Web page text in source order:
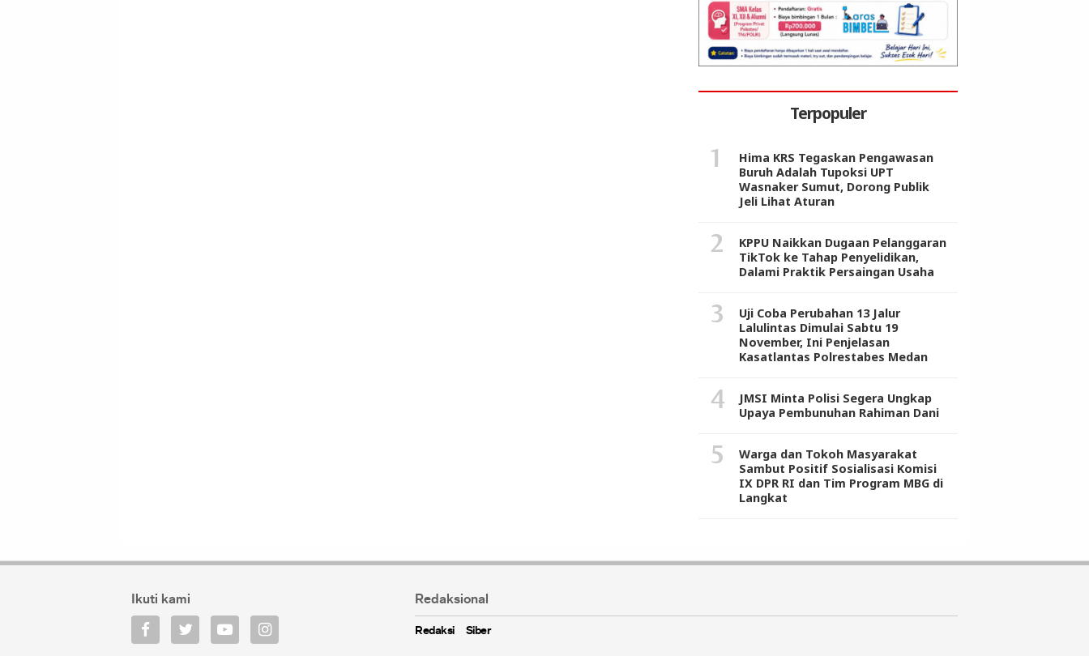
Terpopuler
Hima KRS Tegaskan Pengawasan
Buruh Adalah Tupoksi UPT
Wasnaker Sumut, Dorong Publik
Jeli Lihat Aturan
KPPU Naikkan Dugaan Pelanggaran
TikTok ke Tahap Penyelidikan,
Dalami Praktik Persaingan Usaha
Uji Coba Perubahan 13 Jalur
Lalulintas Dimulai Sabtu 19
November, Ini Penjelasan
Kasatlantas Polrestabes Medan
JMSI Minta Polisi Segera Ungkap
Upaya Pembunuhan Rahiman Dani
Warga dan Tokoh Masyarakat
Sambut Positif Sosialisasi Komisi
IX DPR RI dan Tim Program MBG di
Langkat
Ikuti kami Redaksional
Redaksi Siber